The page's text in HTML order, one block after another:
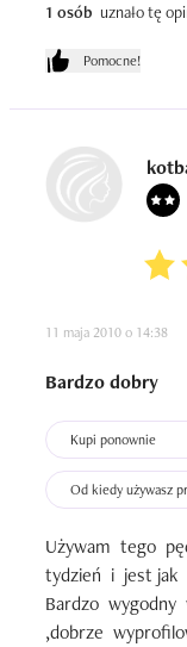
Używam tego
Ilość zużytych
nieśmiertelny
1 osób uznało tę
Pomocne!
11 maja 2010 o 14:38
Bardzo dobry
Kupi ponownie
Od kiedy używasz
Używam  tego
tydzień  i  jest jak
Bardzo  wygodny
,dobrze